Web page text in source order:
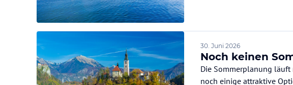
30. Juni 2026
Noch keinen
Die Sommerplanung läuft
noch einige attraktive